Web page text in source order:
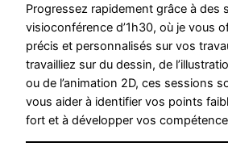
Progressez rapidement grâce à des
visioconférence d’1h30, où je vous
précis et personnalisés sur vos
travailliez sur du dessin, de
ou de l’animation 2D, ces sessions
vous aider à identifier vos points
fort et à développer vos